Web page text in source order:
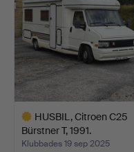
HUSBIL, Citroen C25
Bürstner T, 1991.
Klubbades 19 sep 2025